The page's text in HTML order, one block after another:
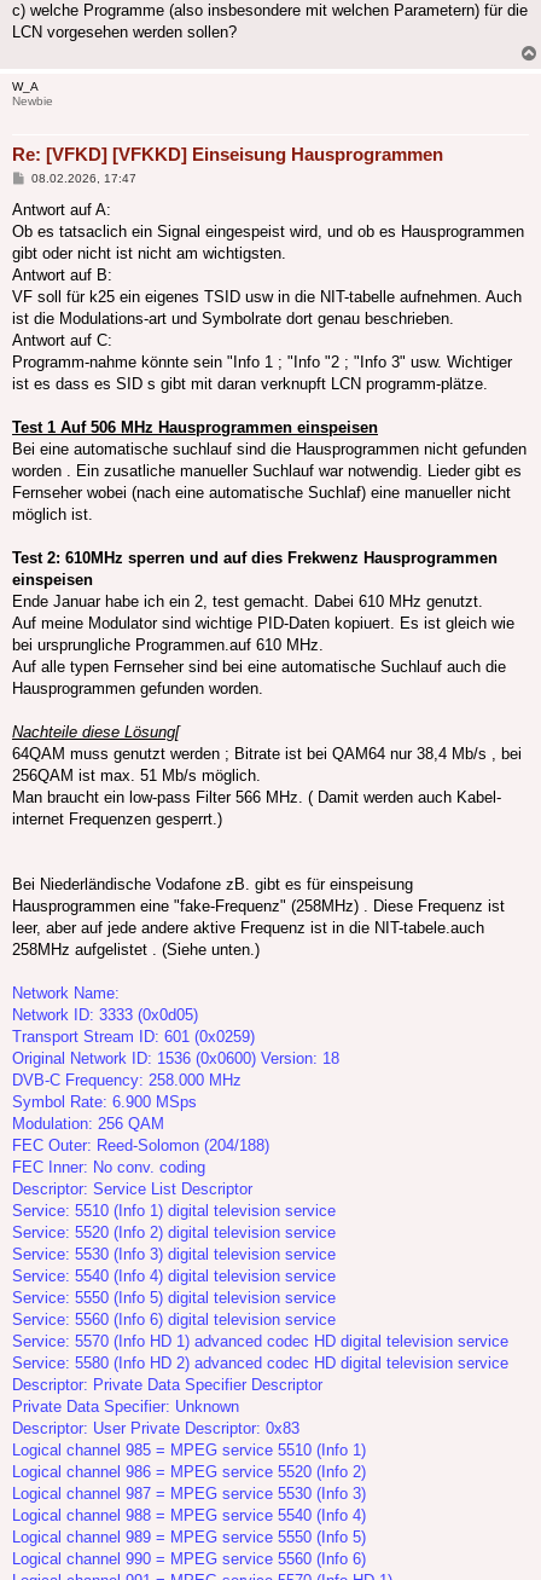
c) welche Programme (also insbesondere mit welchen Parametern) für die
LCN vorgesehen werden sollen?
W_A
Newbie
Re: [VFKD] [VFKKD] Einseisung Hausprogrammen
Beitrag
08.02.2026, 17:47
Antwort auf A:
Ob es tatsaclich ein Signal eingespeist wird, und ob es Hausprogrammen
gibt oder nicht ist nicht am wichtigsten.
Antwort auf B:
VF soll für k25 ein eigenes TSID usw in die NIT-tabelle aufnehmen. Auch
ist die Modulations-art und Symbolrate dort genau beschrieben.
Antwort auf C:
Programm-nahme könnte sein "Info 1 ; "Info "2 ; "Info 3" usw. Wichtiger
ist es dass es SID s gibt mit daran verknupft LCN programm-plätze.
Test 1 Auf 506 MHz Hausprogrammen einspeisen
Bei eine automatische suchlauf sind die Hausprogrammen nicht gefunden
worden . Ein zusatliche manueller Suchlauf war notwendig. Lieder gibt es
Fernseher wobei (nach eine automatische Suchlaf) eine manueller nicht
möglich ist.
Test 2: 610MHz sperren und auf dies Frekwenz Hausprogrammen
einspeisen
Ende Januar habe ich ein 2, test gemacht. Dabei 610 MHz genutzt.
Auf meine Modulator sind wichtige PID-Daten kopiuert. Es ist gleich wie
bei ursprungliche Programmen.auf 610 MHz.
Auf alle typen Fernseher sind bei eine automatische Suchlauf auch die
Hausprogrammen gefunden worden.
Nachteile diese Lösung[
64QAM muss genutzt werden ; Bitrate ist bei QAM64 nur 38,4 Mb/s , bei
256QAM ist max. 51 Mb/s möglich.
Man braucht ein low-pass Filter 566 MHz. ( Damit werden auch Kabel-
internet Frequenzen gesperrt.)
Bei Niederländische Vodafone zB. gibt es für einspeisung
Hausprogrammen eine "fake-Frequenz" (258MHz) . Diese Frequenz ist
leer, aber auf jede andere aktive Frequenz ist in die NIT-tabele.auch
258MHz aufgelistet . (Siehe unten.)
Network Name:
Network ID: 3333 (0x0d05)
Transport Stream ID: 601 (0x0259)
Original Network ID: 1536 (0x0600) Version: 18
DVB-C Frequency: 258.000 MHz
Symbol Rate: 6.900 MSps
Modulation: 256 QAM
FEC Outer: Reed-Solomon (204/188)
FEC Inner: No conv. coding
Descriptor: Service List Descriptor
Service: 5510 (Info 1) digital television service
Service: 5520 (Info 2) digital television service
Service: 5530 (Info 3) digital television service
Service: 5540 (Info 4) digital television service
Service: 5550 (Info 5) digital television service
Service: 5560 (Info 6) digital television service
Service: 5570 (Info HD 1) advanced codec HD digital television service
Service: 5580 (Info HD 2) advanced codec HD digital television service
Descriptor: Private Data Specifier Descriptor
Private Data Specifier: Unknown
Descriptor: User Private Descriptor: 0x83
Logical channel 985 = MPEG service 5510 (Info 1)
Logical channel 986 = MPEG service 5520 (Info 2)
Logical channel 987 = MPEG service 5530 (Info 3)
Logical channel 988 = MPEG service 5540 (Info 4)
Logical channel 989 = MPEG service 5550 (Info 5)
Logical channel 990 = MPEG service 5560 (Info 6)